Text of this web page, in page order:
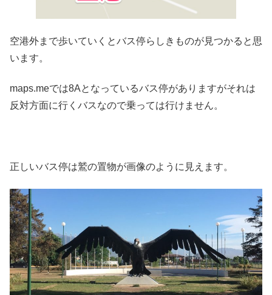
空港外まで歩いていくとバス停らしきものが見つかると思
います。
maps.meでは8Aとなっているバス停がありますがそれは
反対方面に行くバスなので乗っては行けません。
正しいバス停は鷲の置物が画像のように見えます。